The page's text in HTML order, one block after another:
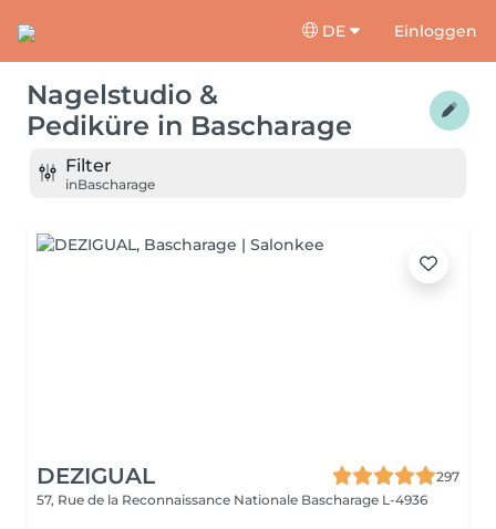
DE Einloggen
Nagelstudio &
Pediküre in Bascharage
Filter
inBascharage
DEZIGUAL
297
57, Rue de la Reconnaissance Nationale Bascharage L-4936